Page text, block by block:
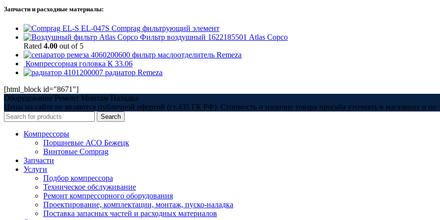
Запчасти и расходные материалы:
EL-047S Comprag фильтрующий элемент
Фильтр воздушный 1622185501 Atlas Copco
Rated 4.00 out of 5
4060200600 фильтр маслоотделитель Remeza
Компрессорная головка К 33.06
4101200007 радиатор Remeza
[html_block id="8671"]
Оборудование Ремонт Монтаж Наладка
Цены на сайте не являются публичной офертой (ст.435 ГК РФ). Стоимость и наличие товара просьба уточнять в магазинах и по
Search
Компрессоры
Поршневые АСО Бежецк
Винтовые Comprag
Запчасти
Услуги
Подбор компрессора
Техническое обслуживание
Ремонт компрессорного оборудования
Проектирование, комплектации, монтаж, пуско-наладка
Поставка запасных частей и расходных материалов